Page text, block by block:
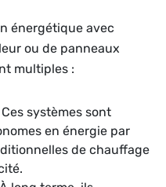
énergétique avec
ou de panneaux
multiples :
Ces systèmes sont
en énergie par
de chauffage